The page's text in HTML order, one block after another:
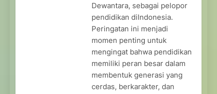
Dewantara, sebagai pelopor
pendidikan diIndonesia.
Peringatan ini menjadi
momen penting untuk
mengingat bahwa pendidikan
memiliki peran besar dalam
membentuk generasi yang
cerdas, berkarakter, dan